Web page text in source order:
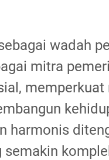
wadah
mitra
harmonis